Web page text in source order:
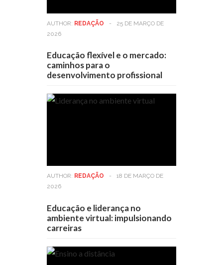
AUTHOR: REDAÇÃO -
25 DE MARÇO DE
2026
Educação flexível e o mercado:
caminhos para o
desenvolvimento profissional
AUTHOR: REDAÇÃO -
18 DE MARÇO DE
2026
Educação e liderança no
ambiente virtual: impulsionando
carreiras